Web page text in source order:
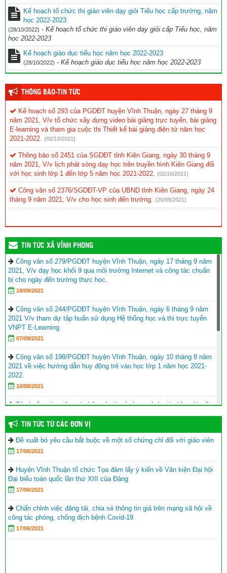
Kế hoạch tổ chức thi giáo viên dạy giỏi Tiểu học cấp trường, năm
học 2022-2023
(28/10/2022) - Kế hoạch tổ chức thi giáo viên dạy giỏi cấp Tiểu học, năm
học 2022-2023
Kế hoạch giáo dục tiểu học năm học 2022-2023
(28/10/2022) - Kế hoạch giáo dục tiểu học năm học 2022-2023
THÔNG BÁO-TIN TỨC
Kế hoạch số 293 của PGDĐT huyện Vĩnh Thuận, ngày 27 tháng 9
năm 2021, V/v tổ chức xây dựng video bài giảng trực tuyến, bài giảng
E-learning và tham gia cuộc thi Thiết kế bài giảng điện tử năm học
2021-2022.
(02/10/2021)
Thông báo số 2451 của SGDĐT tỉnh Kiên Giang, ngày 30 tháng 9
năm 2021, V/v lịch phát sóng dạy học trên truyền hình Kiên Giang đối
với học sinh lớp 1 đến lớp 5 năm học 2021-2022.
(02/10/2021)
Công văn số 2376/SGDĐT-VP của UBND tỉnh Kiên Giang, ngày 24
tháng 9 năm 2021, V/v cho học sinh đến trường.
(25/09/2021)
TIN TỨC XÃ VĨNH PHONG
Công văn số 279/PGDĐT huyện Vĩnh Thuận, ngày 17 tháng 9 năm
2021, V/v dạy học khối 9 qua môi trường Internet và công tác chuẩn
bị cho ngày đến trường thực học.
18/09/2021
Công văn số 244/PGDĐT huyện Vĩnh Thuận, ngày 6 tháng 9 năm
2021 V/v tham dự tập huấn sử dụng Hệ thống học và thi trực tuyến
VNPT E-Learning.
07/09/2021
Công văn số 198/PGDĐT huyện Vĩnh Thuận, ngày 10 tháng 8 năm
2021 về việc hướng dẫn huy động trẻ vào học lớp 1 năm học 2021-
2022.
10/08/2021
Tập huấn giáo viên, cán bộ quản lý sử dụng sách giáo khoa lớp 6
17/06/2021
Hội Khuyến học huyện Vĩnh Thuận trao tặng nhà khuyến học cho
học sinh nghèo xã Phong Đông
Agribank chi nhánh huyện Vĩnh Thuận Kiên Giang II trao tập cho 22
trường nhân lễ khai giảng năm học mới 2023-2024
huyện Vĩnh Thuận
(05/09/2023)
Thư của Chủ tịch nước Võ Văn Thưởng gửi ngành giáo dục nhân
dịp khai giảng năm học 2023-2024
TIN TỨC TỪ CÁC ĐƠN VỊ
Đề xuất bỏ yêu cầu bắt buộc về một số chứng chỉ đối với giáo viên
17/06/2021
Huyện Vĩnh Thuận tổ chức Tọa đàm lấy ý kiến về Văn kiện Đại hội
Đại biểu toàn quốc lần thứ XIII của Đảng
17/06/2021
Chấn chỉnh việc đăng tải, chia sẻ thông tin giả trên mạng xã hội về
công tác phòng, chống dịch bệnh Covid-19
17/06/2021